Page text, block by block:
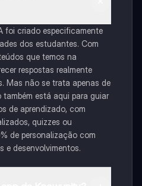
foi criado especificamente
dos estudantes. Com
que temos na
respostas realmente
Mas não se trata apenas de
está aqui para guiar
de aprendizado, com
quizzes ou
de personalização com
e desenvolvimentos.